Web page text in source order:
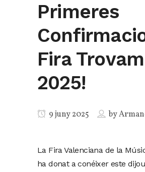
Primeres
Fira Trovam
2025!
9 juny 2025 by
La Fira Valenciana de la
ha donat a conéixer este